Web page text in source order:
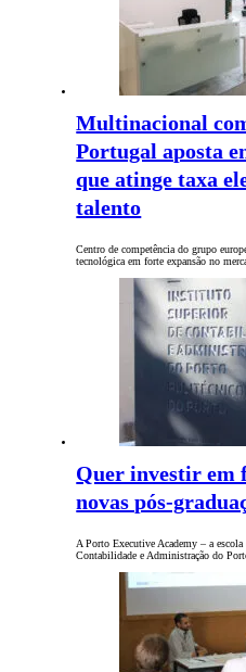
Multinacional
Portugal aposta
que atinge taxa
talento
Centro de competência do grupo
tecnológica em forte expansão no
Quer investir em
novas pós-
A Porto Executive Academy – a
Contabilidade e Administração do